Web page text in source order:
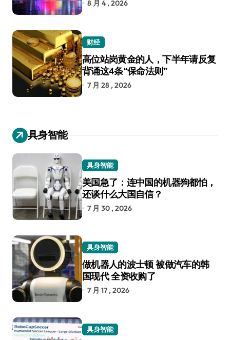
8 月 4 , 2026
财经
高位站岗黄金的人，下半年请反复
背诵这4条“保命法则”
7 月 28 , 2026
具身智能
具身智能
美国急了：连中国的机器狗都怕，
还谈什么大国自信？
7 月 30 , 2026
具身智能
做机器人的波士顿 被做汽车的韩
国现代 全资收购了
7 月 17 , 2026
具身智能